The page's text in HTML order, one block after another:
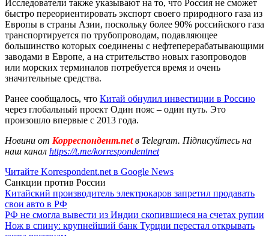
Исследователи также указывают на то, что Россия не сможет
быстро переориентировать экспорт своего природного газа из
Европы в страны Азии, поскольку более 90% российского газа
транспортируется по трубопроводам, подавляющее
большинство которых соединены с нефтеперерабатывающими
заводами в Европе, а на стрительство новых газопроводов
или морских терминалов потребуется время и очень
значительные средства.
Ранее сообщалось, что Китай обнулил инвестиции в Россию
через глобальный проект Один пояс – один путь. Это
произошло впервые с 2013 года.
Новини от Корреспондент.netв Telegram. Підписуйтесь на
наш канал https://t.me/korrespondentnet
Читайте Korrespondent.net в Google News
Санкции против России
Китайский производитель электрокаров запретил продавать
свои авто в РФ
РФ не смогла вывести из Индии скопившиеся на счетах рупии
Нож в спину: крупнейший банк Турции перестал открывать